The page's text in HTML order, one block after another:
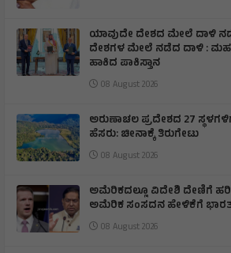
ಯಾವುದೇ ದೇಶದ ಮೇಲೆ ದಾಳಿ
ದೇಶಗಳ ಮೇಲೆ ನಡೆದ ದಾಳಿ :
ಹಾಕಿದ ಪಾಕಿಸ್ತಾನ
08 August 2026
ಅರುಣಾಚಲ ಪ್ರದೇಶದ 27
ಹೆಸರು: ಚೀನಾಕ್ಕೆ ತಿರುಗೇಟು
08 August 2026
ಅಮೆರಿಕದಲ್ಲೂ ವಿದೇಶಿ ದೇಣಿಗೆ
ಅಮೆರಿಕ ಸಂಸದನ ಹೇಳಿಕೆಗೆ
08 August 2026